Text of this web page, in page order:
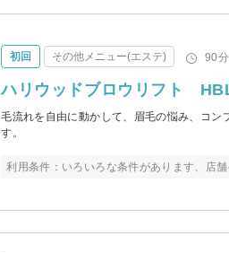
初回 その他メニュー(エステ) 90分
ハリウッドブロウリフト
毛流れを自由に動かして、眉毛の悩み、コ
す。
利用条件：いろいろな条件があります、店